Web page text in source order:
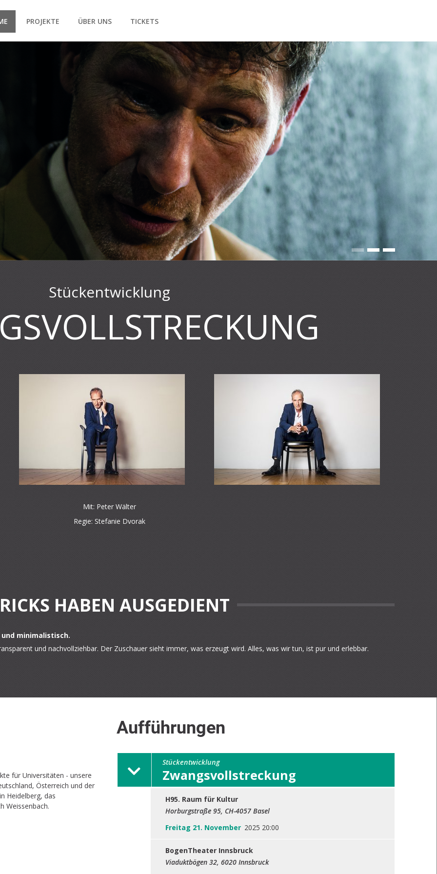
PROJEKTE ÜBER UNS TICKETS
Stückentwicklung
Mit: Peter Wälter
Regie: Stefanie Dvorak
HABEN AUSGEDIENT
minimalistisch.
und nachvollziehbar. Der Zuschauer sieht immer, was erzeugt wird. Alles, was wir tun, ist pur und erlebbar.
für Universitäten - unsere
Österreich und der
Heidelberg, das
Weissenbach.
Aufführungen
Stückentwicklung
Zwangsvollstreckung
H95. Raum für Kultur
Horburgstraße 95, CH-4057 Basel
Freitag 21. November 2025 20:00
BogenTheater Innsbruck
Viaduktbögen 32, 6020 Innsbruck